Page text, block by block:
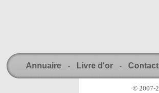
Annuaire - Livre d'or - Contact
© 2007-